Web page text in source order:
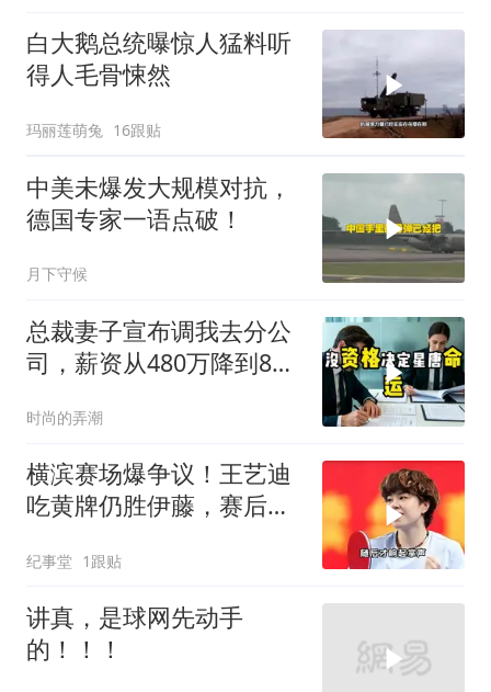
白大鹅总统曝惊人猛料听
得人毛骨悚然
玛丽莲萌兔 16跟贴
中美未爆发大规模对抗，
德国专家一语点破！
月下守候
总裁妻子宣布调我去分公
司，薪资从480万降到8
时尚的弄潮
横滨赛场爆争议！王艺迪
吃黄牌仍胜伊藤，赛后一
纪事堂 1跟贴
讲真，是球网先动手
的！！！